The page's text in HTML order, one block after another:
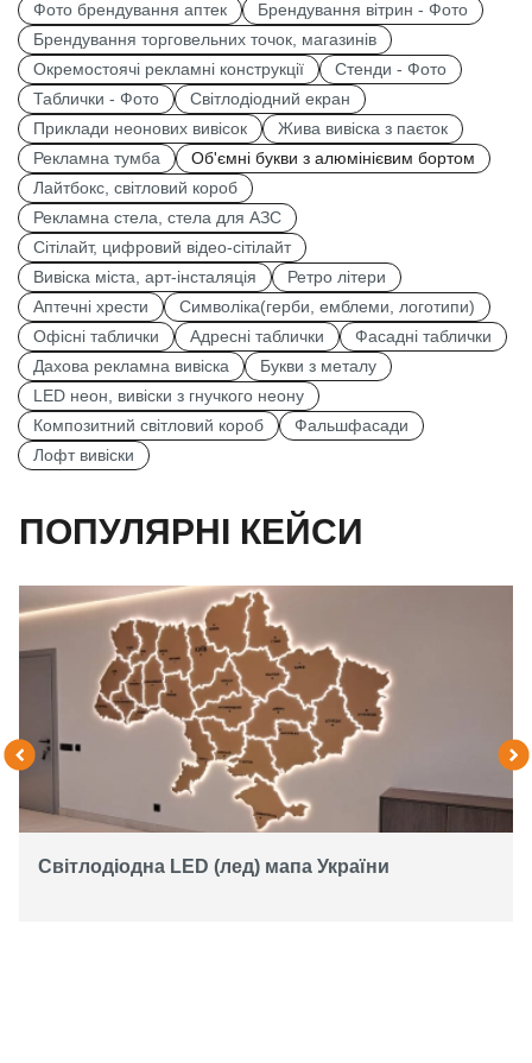
Фото брендування аптек
Брендування вітрин - Фото
Брендування торговельних точок, магазинів
Окремостоячі рекламні конструкції
Стенди - Фото
Таблички - Фото
Світлодіодний екран
Приклади неонових вивісок
Жива вивіска з паєток
Рекламна тумба
Об'ємні букви з алюмінієвим бортом
Лайтбокс, світловий короб
Рекламна стела, стела для АЗС
Сітілайт, цифровий відео-сітілайт
Вивіска міста, арт-інсталяція
Ретро літери
Аптечні хрести
Символіка(герби, емблеми, логотипи)
Офісні таблички
Адресні таблички
Фасадні таблички
Дахова рекламна вивіска
Букви з металу
LED неон, вивіски з гнучкого неону
Композитний світловий короб
Фальшфасади
Лофт вивіски
ПОПУЛЯРНІ КЕЙСИ
Світлодіодна LED (лед) мапа України